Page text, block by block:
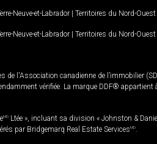
Neuve-et-Labrador | Territoires du Nord-Ouest
Neuve-et-Labrador | Territoires du Nord-Ouest
de l'Association canadienne de l’immobilier
vérifiée. La marque DDF®
MD Ltée », incluant sa division « Johnston & Daniel
par Bridgemarq Real Estate ServicesMD